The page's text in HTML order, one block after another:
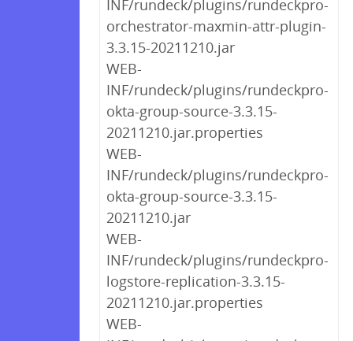
INF/rundeck/plugins/rundeckpro-
orchestrator-maxmin-attr-plugin-
3.3.15-20211210.jar
WEB-
INF/rundeck/plugins/rundeckpro-
okta-group-source-3.3.15-
20211210.jar.properties
WEB-
INF/rundeck/plugins/rundeckpro-
okta-group-source-3.3.15-
20211210.jar
WEB-
INF/rundeck/plugins/rundeckpro-
logstore-replication-3.3.15-
20211210.jar.properties
WEB-